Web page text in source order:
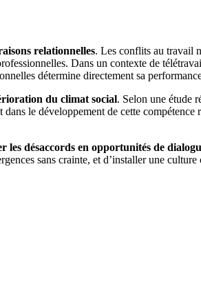
relationnelles. Les conflits au travail
Dans un contexte de
détermine directement sa
du climat social. Selon une étude
le développement de cette compétence
les désaccords en opportunités de
sans crainte, et d’installer une